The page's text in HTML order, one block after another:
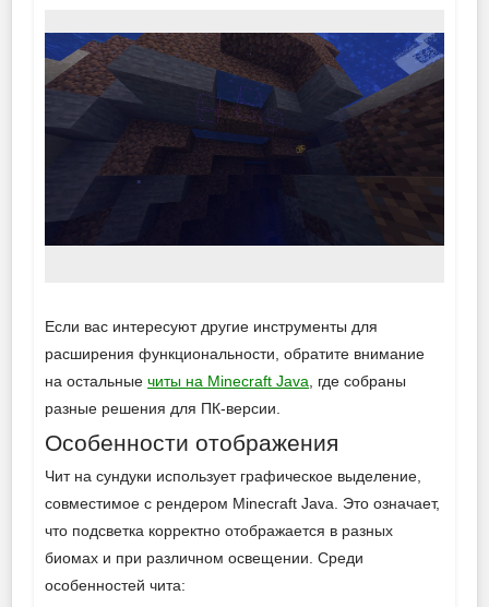
Если вас интересуют другие инструменты для
расширения функциональности, обратите внимание
на остальные читы на Minecraft Java , где собраны
разные решения для ПК-версии.
Особенности отображения
Чит на сундуки использует графическое выделение,
совместимое с рендером Minecraft Java. Это означает,
что подсветка корректно отображается в разных
биомах и при различном освещении. Среди
особенностей чита: